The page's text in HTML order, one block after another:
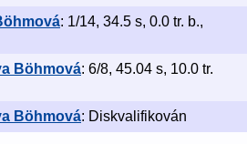
: 1/14, 34.5 s, 0.0 tr. b.,
Böhmová: 6/8, 45.04 s, 10.0 tr.
Böhmová: Diskvalifikován